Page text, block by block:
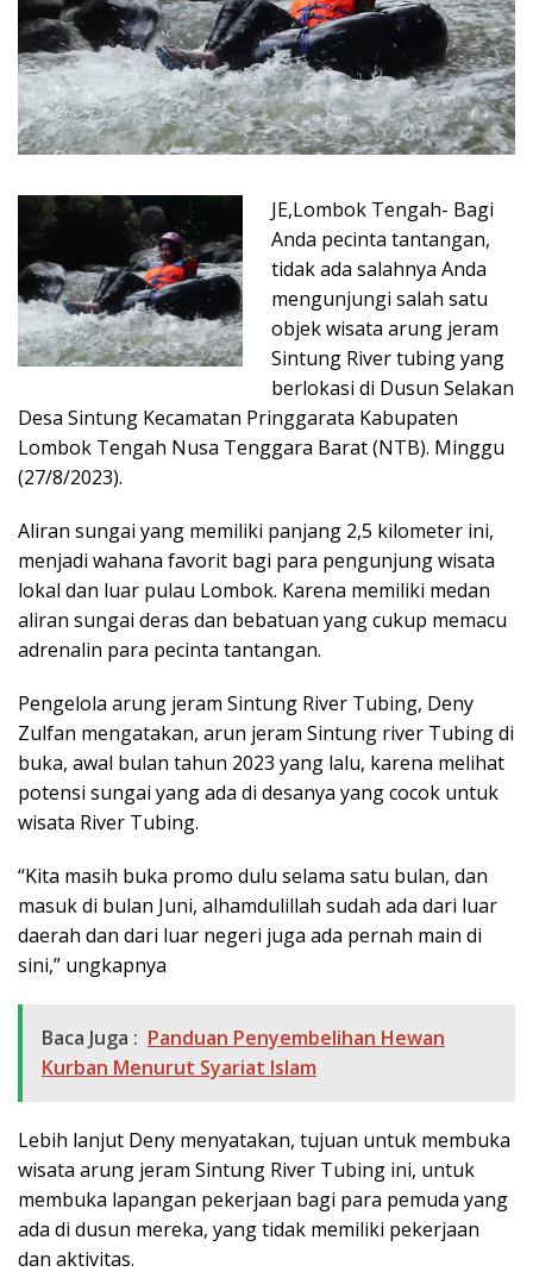
JE,Lombok Tengah- Bagi
Anda pecinta tantangan,
tidak ada salahnya Anda
mengunjungi salah satu
objek wisata arung jeram
Sintung River tubing yang
berlokasi di Dusun Selakan
Desa Sintung Kecamatan Pringgarata Kabupaten
Lombok Tengah Nusa Tenggara Barat (NTB). Minggu
(27/8/2023).
Aliran sungai yang memiliki panjang 2,5 kilometer ini,
menjadi wahana favorit bagi para pengunjung wisata
lokal dan luar pulau Lombok. Karena memiliki medan
aliran sungai deras dan bebatuan yang cukup memacu
adrenalin para pecinta tantangan.
Pengelola arung jeram Sintung River Tubing, Deny
Zulfan mengatakan, arun jeram Sintung river Tubing di
buka, awal bulan tahun 2023 yang lalu, karena melihat
potensi sungai yang ada di desanya yang cocok untuk
wisata River Tubing.
“Kita masih buka promo dulu selama satu bulan, dan
masuk di bulan Juni, alhamdulillah sudah ada dari luar
daerah dan dari luar negeri juga ada pernah main di
sini,” ungkapnya
Baca Juga : Panduan Penyembelihan Hewan
Kurban Menurut Syariat Islam
Lebih lanjut Deny menyatakan, tujuan untuk membuka
wisata arung jeram Sintung River Tubing ini, untuk
membuka lapangan pekerjaan bagi para pemuda yang
ada di dusun mereka, yang tidak memiliki pekerjaan
dan aktivitas.